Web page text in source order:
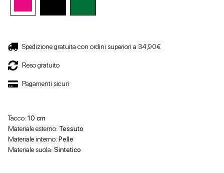
Spedizione gratuita con ordini superiori a 34,90€
Reso gratuito
Pagamenti sicuri
Tacco:10 cm
Materiale esterno: Tessuto
Materiale interno:Pelle
Materiale suola:Sintetico